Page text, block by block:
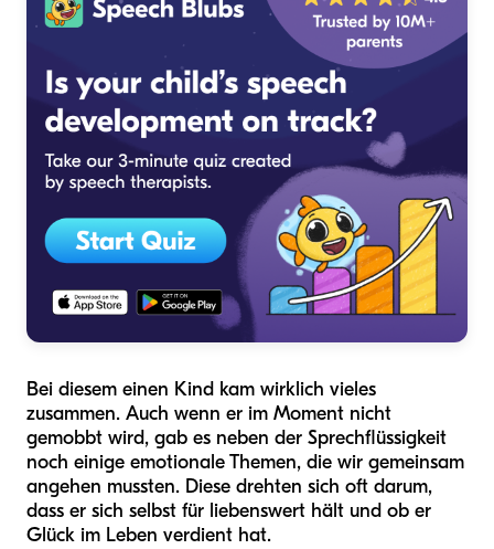
Bei diesem einen Kind kam wirklich vieles
zusammen. Auch wenn er im Moment nicht
gemobbt wird, gab es neben der Sprechflüssigkeit
noch einige emotionale Themen, die wir gemeinsam
angehen mussten. Diese drehten sich oft darum,
dass er sich selbst für liebenswert hält und ob er
Glück im Leben verdient hat.